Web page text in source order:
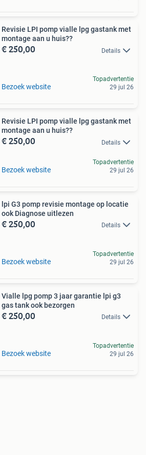
Revisie LPI pomp vialle lpg gastank met
montage aan u huis??
€ 250,00 Details
Bezoek website
Topadvertentie
29 jul 26
Revisie LPI pomp vialle lpg gastank met
montage aan u huis??
€ 250,00 Details
Bezoek website
Topadvertentie
29 jul 26
lpi G3 pomp revisie montage op locatie
ook Diagnose uitlezen
€ 250,00 Details
Bezoek website
Topadvertentie
29 jul 26
Vialle lpg pomp 3 jaar garantie lpi g3
gas tank ook bezorgen
€ 250,00 Details
Bezoek website
Topadvertentie
29 jul 26